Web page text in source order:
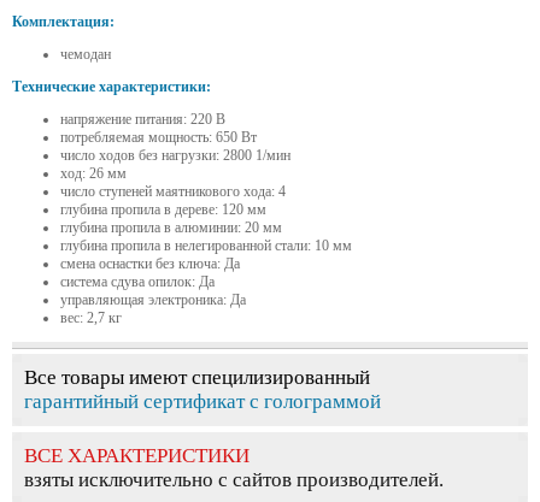
Комплектация:
чемодан
Технические характеристики:
напряжение питания: 220 В
потребляемая мощность: 650 Вт
число ходов без нагрузки: 2800 1/мин
ход: 26 мм
число ступеней маятникового хода: 4
глубина пропила в дереве: 120 мм
глубина пропила в алюминии: 20 мм
глубина пропила в нелегированной стали: 10 мм
смена оснастки без ключа: Да
система сдува опилок: Да
управляющая электроника: Да
вес: 2,7 кг
Все товары имеют специлизированный
гарантийный сертификат с голограммой
ВСЕ ХАРАКТЕРИСТИКИ
взяты исключительно с сайтов производителей.